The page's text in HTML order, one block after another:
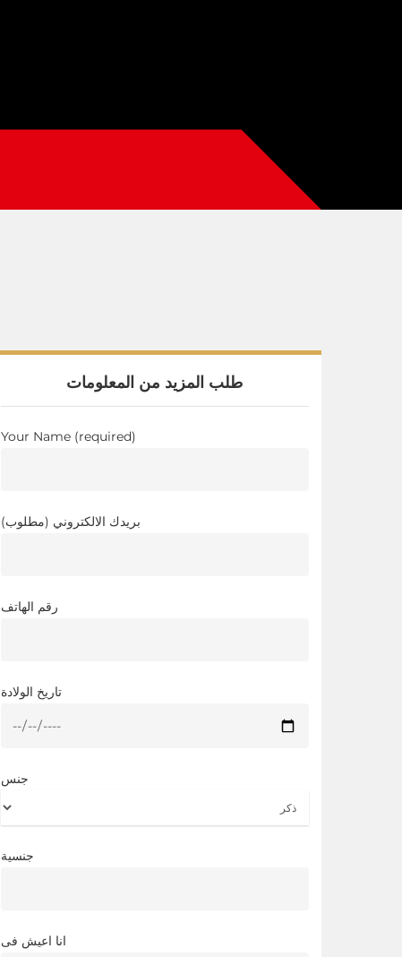
طلب المزيد من المعلومات
Your Name (required)
بريدك الالكتروني (مطلوب)
رقم الهاتف
تاريخ الولادة
جنس
جنسية
انا اعيش فى